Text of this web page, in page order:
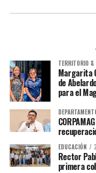
TERRITORIO &
Margarita
de
para el
EDUCACIÓN
Rector
primera